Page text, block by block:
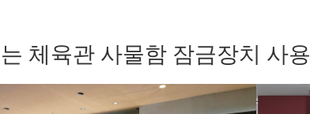
체육관 사물함 잠금장치 사용